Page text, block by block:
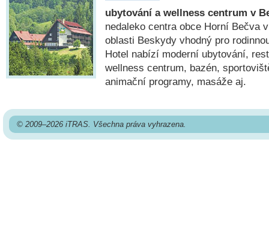
ubytování a wellness centrum v
nedaleko centra obce Horní Bečva
oblasti Beskydy vhodný pro
Hotel nabízí moderní ubytování,
wellness centrum, bazén,
animační programy, masáže aj.
© 2009–2026 iTRAS. Všechna práva vyhrazena.